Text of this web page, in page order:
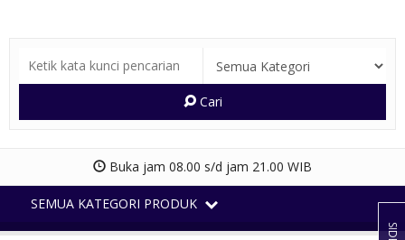
Cari
Buka jam 08.00 s/d jam 21.00 WIB
SEMUA KATEGORI PRODUK